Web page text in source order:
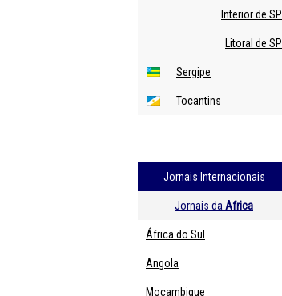
Interior de SP
Litoral de SP
Sergipe
Tocantins
Jornais Internacionais
Jornais da Africa
África do Sul
Angola
Moçambique